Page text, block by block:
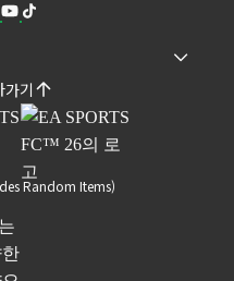
가기
Random Items)